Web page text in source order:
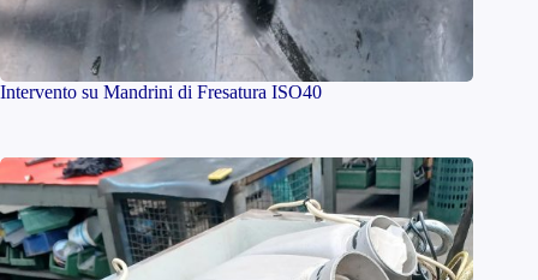
Intervento su Mandrini di Fresatura ISO40